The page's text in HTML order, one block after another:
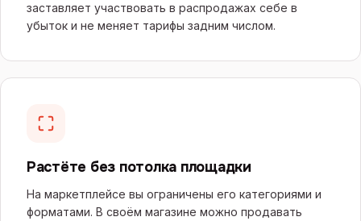
заставляет участвовать в распродажах себе в
убыток и не меняет тарифы задним числом.
Растёте без потолка площадки
На маркетплейсе вы ограничены его категориями и
форматами. В своём магазине можно продавать